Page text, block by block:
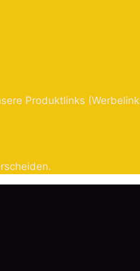
Produktlinks